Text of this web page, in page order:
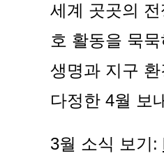
세계 곳곳의
호 활동을 묵
생명과 지구
다정한 4월 보
3월 소식 보기: